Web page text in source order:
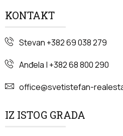
KONTAKT
Stevan +382 69 038 279
Anđela | +382 68 800 290
office@svetistefan-
IZ ISTOG GRADA